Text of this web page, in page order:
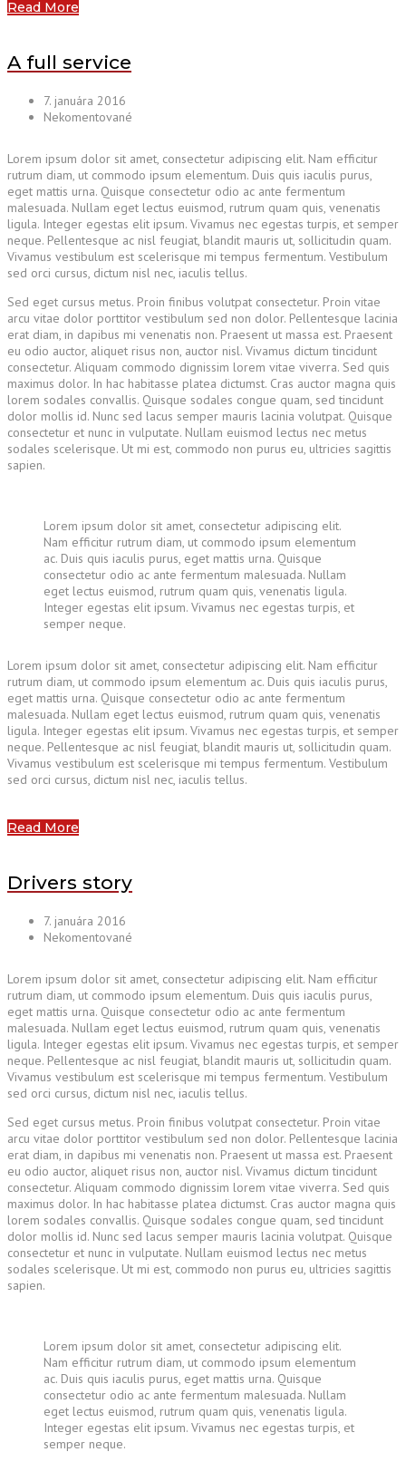
Read More
A full service
7. januára 2016
Nekomentované
Lorem ipsum dolor sit amet, consectetur adipiscing elit. Nam efficitur
rutrum diam, ut commodo ipsum elementum. Duis quis iaculis purus,
eget mattis urna. Quisque consectetur odio ac ante fermentum
malesuada. Nullam eget lectus euismod, rutrum quam quis, venenatis
ligula. Integer egestas elit ipsum. Vivamus nec egestas turpis, et semper
neque. Pellentesque ac nisl feugiat, blandit mauris ut, sollicitudin quam.
Vivamus vestibulum est scelerisque mi tempus fermentum. Vestibulum
sed orci cursus, dictum nisl nec, iaculis tellus.
Sed eget cursus metus. Proin finibus volutpat consectetur. Proin vitae
arcu vitae dolor porttitor vestibulum sed non dolor. Pellentesque lacinia
erat diam, in dapibus mi venenatis non. Praesent ut massa est. Praesent
eu odio auctor, aliquet risus non, auctor nisl. Vivamus dictum tincidunt
consectetur. Aliquam commodo dignissim lorem vitae viverra. Sed quis
maximus dolor. In hac habitasse platea dictumst. Cras auctor magna quis
lorem sodales convallis. Quisque sodales congue quam, sed tincidunt
dolor mollis id. Nunc sed lacus semper mauris lacinia volutpat. Quisque
consectetur et nunc in vulputate. Nullam euismod lectus nec metus
sodales scelerisque. Ut mi est, commodo non purus eu, ultricies sagittis
sapien.
Lorem ipsum dolor sit amet, consectetur adipiscing elit.
Nam efficitur rutrum diam, ut commodo ipsum elementum
ac. Duis quis iaculis purus, eget mattis urna. Quisque
consectetur odio ac ante fermentum malesuada. Nullam
eget lectus euismod, rutrum quam quis, venenatis ligula.
Integer egestas elit ipsum. Vivamus nec egestas turpis, et
semper neque.
Lorem ipsum dolor sit amet, consectetur adipiscing elit. Nam efficitur
rutrum diam, ut commodo ipsum elementum ac. Duis quis iaculis purus,
eget mattis urna. Quisque consectetur odio ac ante fermentum
malesuada. Nullam eget lectus euismod, rutrum quam quis, venenatis
ligula. Integer egestas elit ipsum. Vivamus nec egestas turpis, et semper
neque. Pellentesque ac nisl feugiat, blandit mauris ut, sollicitudin quam.
Vivamus vestibulum est scelerisque mi tempus fermentum. Vestibulum
sed orci cursus, dictum nisl nec, iaculis tellus.
Read More
Drivers story
7. januára 2016
Nekomentované
Lorem ipsum dolor sit amet, consectetur adipiscing elit. Nam efficitur
rutrum diam, ut commodo ipsum elementum. Duis quis iaculis purus,
eget mattis urna. Quisque consectetur odio ac ante fermentum
malesuada. Nullam eget lectus euismod, rutrum quam quis, venenatis
ligula. Integer egestas elit ipsum. Vivamus nec egestas turpis, et semper
neque. Pellentesque ac nisl feugiat, blandit mauris ut, sollicitudin quam.
Vivamus vestibulum est scelerisque mi tempus fermentum. Vestibulum
sed orci cursus, dictum nisl nec, iaculis tellus.
Sed eget cursus metus. Proin finibus volutpat consectetur. Proin vitae
arcu vitae dolor porttitor vestibulum sed non dolor. Pellentesque lacinia
erat diam, in dapibus mi venenatis non. Praesent ut massa est. Praesent
eu odio auctor, aliquet risus non, auctor nisl. Vivamus dictum tincidunt
consectetur. Aliquam commodo dignissim lorem vitae viverra. Sed quis
maximus dolor. In hac habitasse platea dictumst. Cras auctor magna quis
lorem sodales convallis. Quisque sodales congue quam, sed tincidunt
dolor mollis id. Nunc sed lacus semper mauris lacinia volutpat. Quisque
consectetur et nunc in vulputate. Nullam euismod lectus nec metus
sodales scelerisque. Ut mi est, commodo non purus eu, ultricies sagittis
sapien.
Lorem ipsum dolor sit amet, consectetur adipiscing elit.
Nam efficitur rutrum diam, ut commodo ipsum elementum
ac. Duis quis iaculis purus, eget mattis urna. Quisque
consectetur odio ac ante fermentum malesuada. Nullam
eget lectus euismod, rutrum quam quis, venenatis ligula.
Integer egestas elit ipsum. Vivamus nec egestas turpis, et
semper neque.